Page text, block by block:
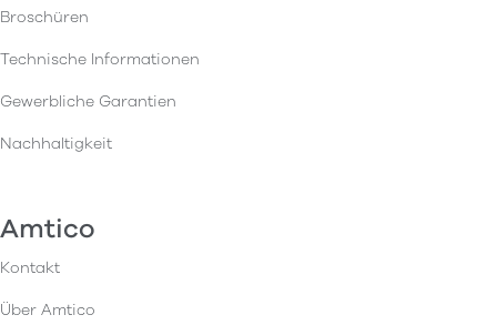
Broschüren
Technische Informationen
Gewerbliche Garantien
Nachhaltigkeit
Amtico
Kontakt
Über Amtico